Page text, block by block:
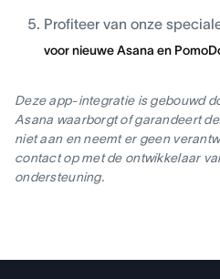
Profiteer van onze
voor nieuwe Asana en
Deze app-integratie is gebouwd
Asana waarborgt of garandeert
niet aan en neemt er geen
contact op met de ontwikkelaar
ondersteuning.